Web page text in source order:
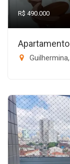
R$ 490.000